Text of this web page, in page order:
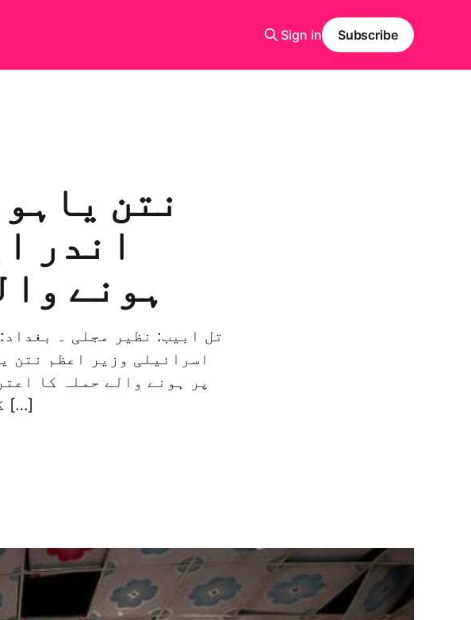
Sign in Subscribe
نتن
اندر
ہونے
تل ابیب: نظیر مجلی ۔
اسرائیلی وزیر اعظم نتن
پر ہونے والے حملہ کا
کی دشمنی پر مبنی منصوبوں کو ناکام کرنے کے […]